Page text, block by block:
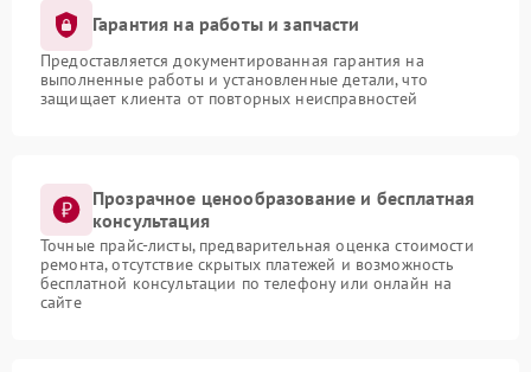
Гарантия на работы и запчасти
Предоставляется документированная гарантия на
выполненные работы и установленные детали, что
защищает клиента от повторных неисправностей
Прозрачное ценообразование и бесплатная
консультация
Точные прайс-листы, предварительная оценка стоимости
ремонта, отсутствие скрытых платежей и возможность
бесплатной консультации по телефону или онлайн на
сайте